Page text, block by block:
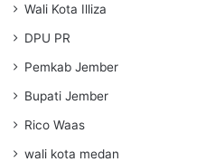
Wali Kota Illiza
DPU PR
Pemkab Jember
Bupati Jember
Rico Waas
wali kota medan